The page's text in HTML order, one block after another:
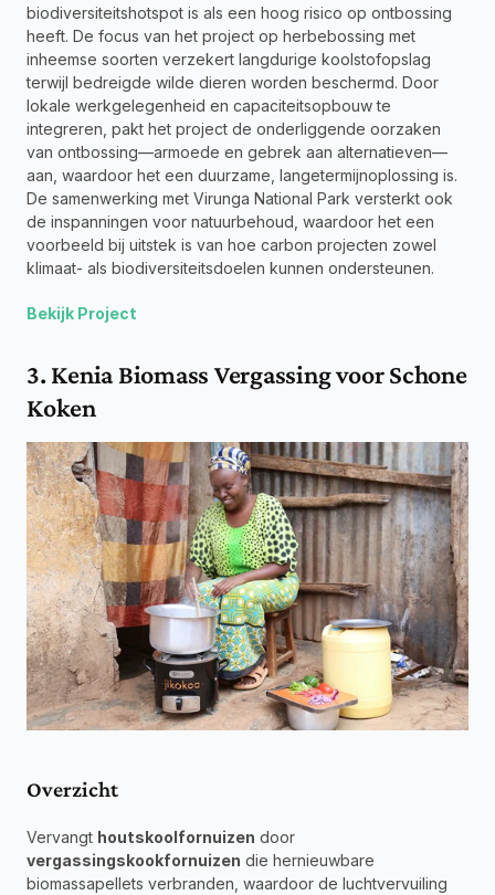
biodiversiteitshotspot is als een hoog risico op ontbossing
heeft. De focus van het project op herbebossing met
inheemse soorten verzekert langdurige koolstofopslag
terwijl bedreigde wilde dieren worden beschermd. Door
lokale werkgelegenheid en capaciteitsopbouw te
integreren, pakt het project de onderliggende oorzaken
van ontbossing—armoede en gebrek aan alternatieven—
aan, waardoor het een duurzame, langetermijnoplossing is.
De samenwerking met Virunga National Park versterkt ook
de inspanningen voor natuurbehoud, waardoor het een
voorbeeld bij uitstek is van hoe carbon projecten zowel
klimaat- als biodiversiteitsdoelen kunnen ondersteunen.
Bekijk Project
3. Kenia Biomass Vergassing voor Schone
Koken
Overzicht
Vervangt houtskoolfornuizen
vergassingskookfornuizen die hernieuwbare
biomassapellets verbranden, waardoor de luchtvervuiling